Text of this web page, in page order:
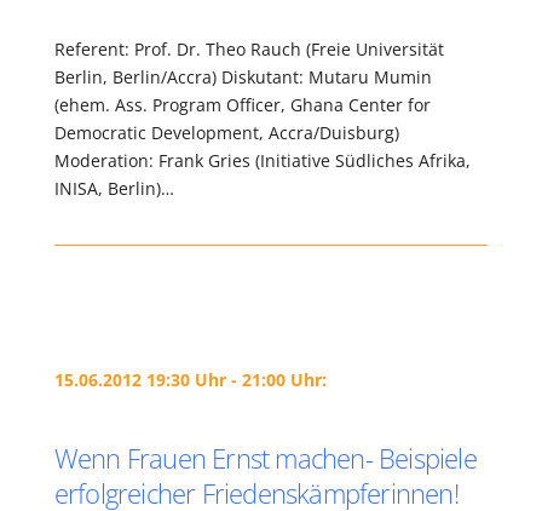
Referent: Prof. Dr. Theo Rauch (Freie Universität
Berlin, Berlin/Accra) Diskutant: Mutaru Mumin
(ehem. Ass. Program Officer, Ghana Center for
Democratic Development, Accra/Duisburg)
Moderation: Frank Gries (Initiative Südliches Afrika,
INISA, Berlin)…
15.06.2012 19:30 Uhr - 21:00 Uhr:
Wenn Frauen Ernst machen- Beispiele
erfolgreicher Friedenskämpferinnen!